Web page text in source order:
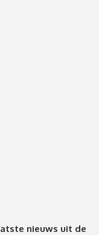
nieuws uit de